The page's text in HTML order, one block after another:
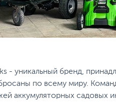
- уникальный бренд,
по всему миру.
аккумуляторных садовых